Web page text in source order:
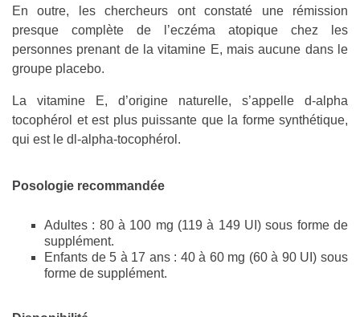
En outre, les chercheurs ont constaté une rémission
presque complète de l’eczéma atopique chez les
personnes prenant de la vitamine E, mais aucune dans le
groupe placebo.
La vitamine E, d’origine naturelle, s’appelle d-alpha
tocophérol et est plus puissante que la forme synthétique,
qui est le dl-alpha-tocophérol.
Posologie recommandée
Adultes : 80 à 100 mg (119 à 149 UI) sous forme de
supplément.
Enfants de 5 à 17 ans : 40 à 60 mg (60 à 90 UI) sous
forme de supplément.